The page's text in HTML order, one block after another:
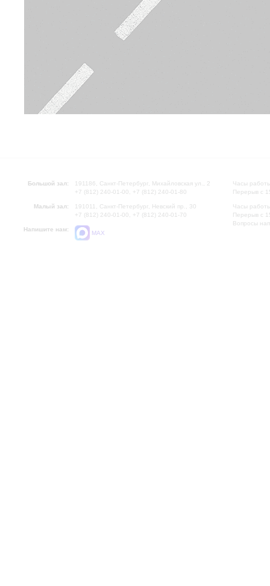
Большой зал:
191186, Санкт-Петербург, Михайловская ул., 2
+7 (812) 240-01-00, +7 (812) 240-01-80
Малый зал:
191011, Санкт-Петербург, Невский пр., 30
+7 (812) 240-01-00, +7 (812) 240-01-70
Напишите нам:
MAX
Часы
Перерыв с
Часы
Перерыв с
Вопросы